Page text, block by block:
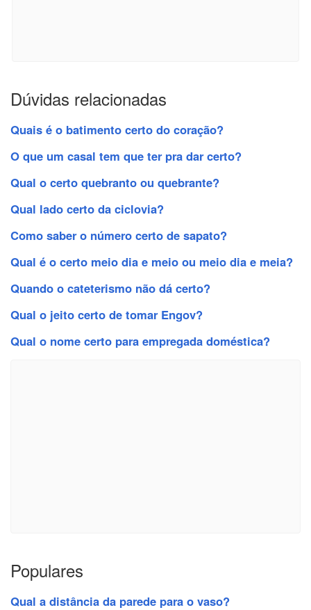
Dúvidas relacionadas
Quais é o batimento certo do coração?
O que um casal tem que ter pra dar certo?
Qual o certo quebranto ou quebrante?
Qual lado certo da ciclovia?
Como saber o número certo de sapato?
Qual é o certo meio dia e meio ou meio dia e meia?
Quando o cateterismo não dá certo?
Qual o jeito certo de tomar Engov?
Qual o nome certo para empregada doméstica?
Populares
Qual a distância da parede para o vaso?